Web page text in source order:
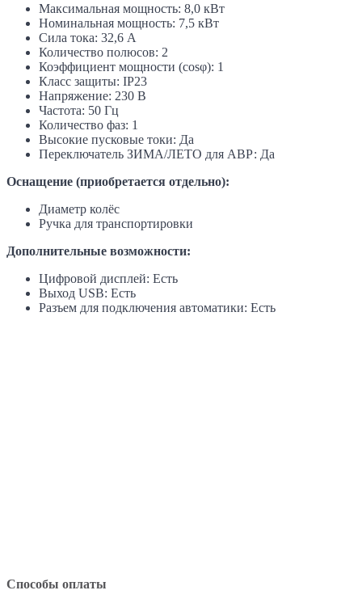
Максимальная мощность: 8,0 кВт
Номинальная мощность: 7,5 кВт
Сила тока: 32,6 А
Количество полюсов: 2
Коэффициент мощности (cosφ): 1
Класс защиты: IP23
Напряжение: 230 В
Частота: 50 Гц
Количество фаз: 1
Высокие пусковые токи: Да
Переключатель ЗИМА/ЛЕТО для АВР: Да
Оснащение (приобретается отдельно):
Диаметр колёс
Ручка для транспортировки
Дополнительные возможности:
Цифровой дисплей: Есть
Выход USB: Есть
Разъем для подключения автоматики: Есть
Способы оплаты